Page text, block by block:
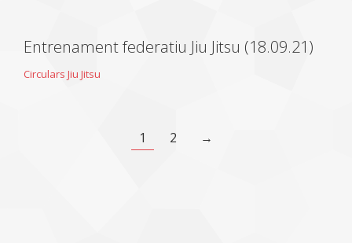
Entrenament federatiu Jiu Jitsu (18.09.21)
Circulars Jiu Jitsu
1 2 →